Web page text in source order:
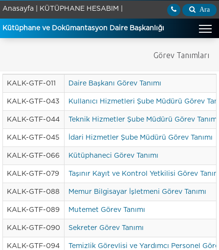
Ara
Anasayfa | KÜTÜPHANE HESABIM |
Kütüphane ve Dokümantasyon Daire Başkanlığı
Görev Tanımları
KALK-GTF-011 Daire Başkanı Görev Tanımı
KALK-GTF-043 Kullanıcı Hizmetleri Şube Müdürü Görev
KALK-GTF-044 Teknik Hizmetler Şube Müdürü Görev Tanımı
KALK-GTF-045 İdari Hizmetler Şube Müdürü Görev Tanımı
KALK-GTF-066 Kütüphaneci Görev Tanımı
KALK-GTF-079 Taşınır Kayıt ve Kontrol Yetkilisi Görev
KALK-GTF-088 Memur Bilgisayar İşletmeni Görev Tanımı
KALK-GTF-089 Mutemet Görev Tanımı
KALK-GTF-090 Sekreter Görev Tanımı
KALK-GTF-094 Temizlik Görevlisi ve Yardımcı Personel